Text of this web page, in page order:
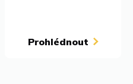
Prohlédnout